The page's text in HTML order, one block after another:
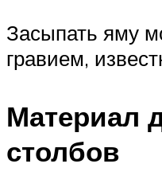
Засыпать яму
гравием,
Материал
столбов